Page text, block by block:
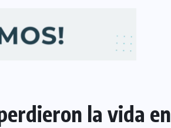
la vida en